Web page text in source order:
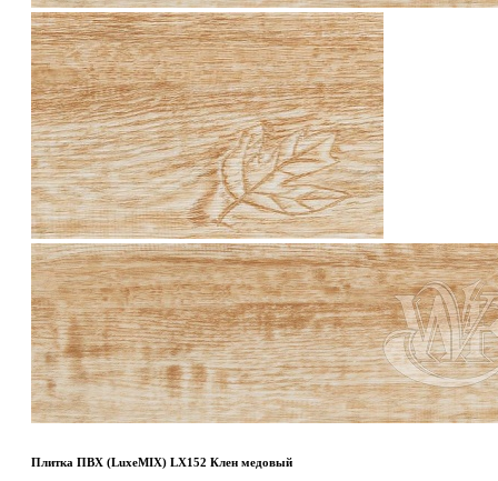
Плитка ПВХ (LuxeMIX) LX152 Клен медовый